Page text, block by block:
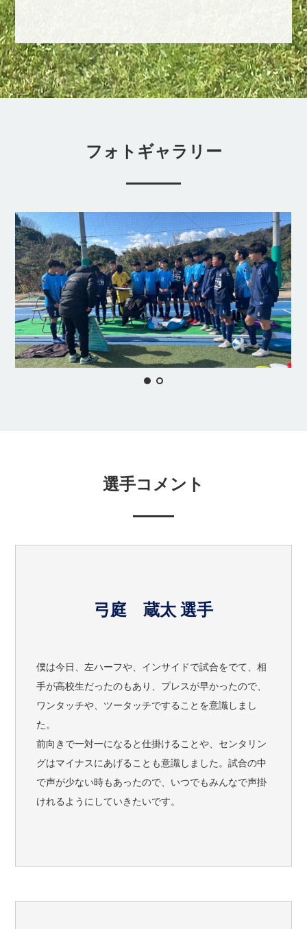
フォトギャラリー
選手コメント
弓庭 蔵太 選手
僕は今日、左ハーフや、インサイドで試合をでて、相
手が高校生だったのもあり、プレスが早かったので、
ワンタッチや、ツータッチですることを意識しまし
た。
前向きで一対一になると仕掛けることや、センタリン
グはマイナスにあげることも意識しました。試合の中
で声が少ない時もあったので、いつでもみんなで声掛
けれるようにしていきたいです。